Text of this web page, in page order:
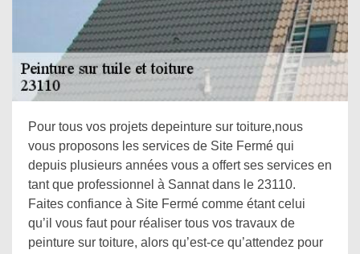
Pour tous vos projets depeinture sur toiture,nous
vous proposons les services de Site Fermé qui
depuis plusieurs années vous a offert ses services en
tant que professionnel à Sannat dans le 23110.
Faites confiance à Site Fermé comme étant celui
qu’il vous faut pour réaliser tous vos travaux de
peinture sur toiture, alors qu’est-ce qu’attendez pour